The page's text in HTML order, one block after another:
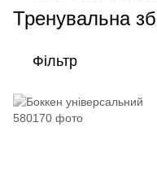
Тренувальна
Фільтр